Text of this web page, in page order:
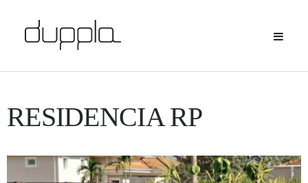
RESIDENCIA RP